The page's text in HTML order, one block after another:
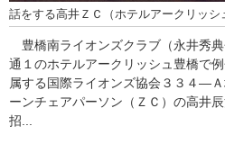
話をする高井ＺＣ（ホテルアークリッシ
豊橋南ライオンズクラブ（永井秀
通１のホテルアークリッシュ豊橋で
属する国際ライオンズ協会３３４―
ーンチェアパーソン（ＺＣ）の高井
招...